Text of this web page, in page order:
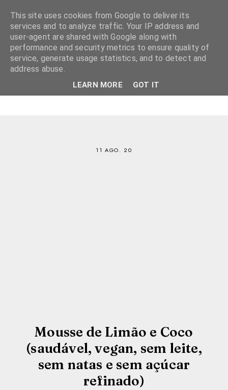
11 AGO. 20
Mousse de Limão e Coco
(saudável, vegan, sem leite,
sem natas e sem açúcar
refinado)
This site uses cookies from Google to deliver its
services and to analyze traffic. Your IP address and
user-agent are shared with Google along with
performance and security metrics to ensure quality of
service, generate usage statistics, and to detect and
address abuse.
LEARN MORE GOT IT